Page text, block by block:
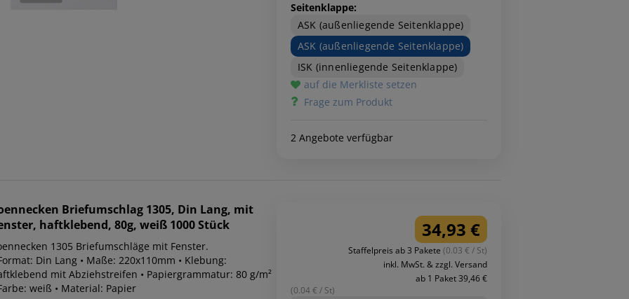
Seitenklappe:
ASK (außenliegende Seitenklappe)
ASK (außenliegende Seitenklappe)
ISK (innenliegende Seitenklappe)
auf die Merkliste setzen
Frage zum Produkt
2 Angebote verfügbar
Briefumschlag 1305, Din Lang, mit
haftklebend, 80g, weiß 1000 Stück
1305 Briefumschläge mit Fenster.
Din Lang • Maße: 220x110mm • Klebung:
mit Abziehstreifen • Papiergrammatur: 80 g/m²
weiß • Material: Papier
34,93 €
Staffelpreis ab 3 Pakete (0.03 € / St)
inkl. MwSt. & zzgl. Versand
ab 1 Paket 39,46 €
(0.04 € / St)